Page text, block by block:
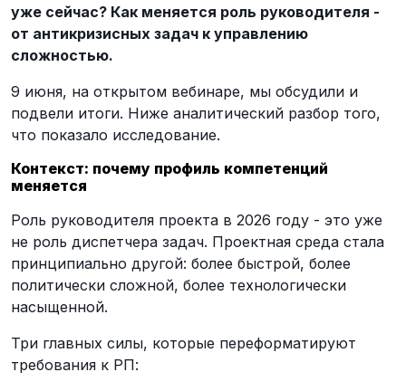
уже сейчас? Как меняется роль руководителя -
от антикризисных задач к управлению
сложностью.
9 июня, на открытом вебинаре, мы обсудили и
подвели итоги. Ниже аналитический разбор того,
что показало исследование.
Контекст: почему профиль компетенций
меняется
Роль руководителя проекта в 2026 году - это уже
не роль диспетчера задач. Проектная среда стала
принципиально другой: более быстрой, более
политически сложной, более технологически
насыщенной.
Три главных силы, которые переформатируют
требования к РП: